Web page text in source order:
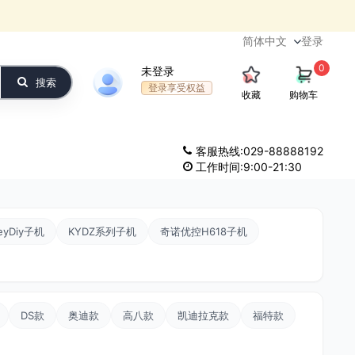
登录
搜索
未登录
登录享受权益
收藏 购物车
0
客服热线:029-88888192
工作时间:9:00-21:30
子机 KYDZ系列子机 奇诺优控H618子机
DS款 奥迪款 高八款 凯迪拉克款 福特款